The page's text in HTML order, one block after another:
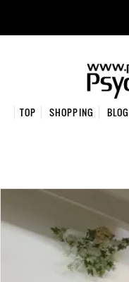
TOP SHOPPING BLOG